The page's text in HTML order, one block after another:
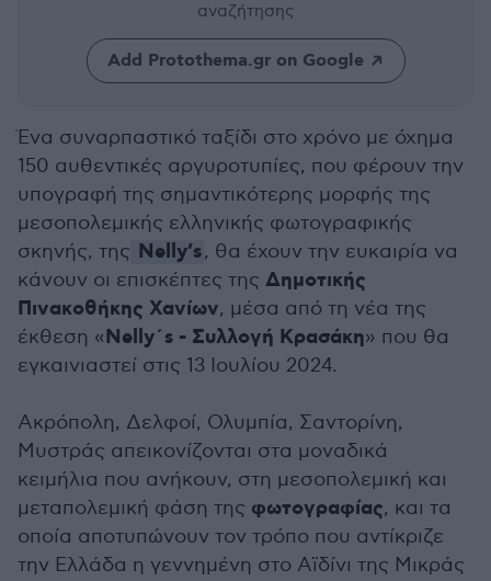
αναζήτησης
Add Protothema.gr on Google
Ένα συναρπαστικό ταξίδι στο χρόνο με όχημα
150 αυθεντικές αργυροτυπίες, που φέρουν την
υπογραφή της σημαντικότερης μορφής της
μεσοπολεμικής ελληνικής φωτογραφικής
σκηνής, της Nelly’s, θα έχουν την ευκαιρία να
κάνουν οι επισκέπτες της Δημοτικής
Πινακοθήκης Χανίων, μέσα από τη νέα της
έκθεση «Nelly΄s - Συλλογή Κρασάκη» που θα
εγκαινιαστεί στις 13 Ιουλίου 2024.
Ακρόπολη, Δελφοί, Ολυμπία, Σαντορίνη,
Μυστράς απεικονίζονται στα μοναδικά
κειμήλια που ανήκουν, στη μεσοπολεμική και
μεταπολεμική φάση της φωτογραφίας, και τα
οποία αποτυπώνουν τον τρόπο που αντίκριζε
την Ελλάδα η γεννημένη στο Αϊδίνι της Μικράς